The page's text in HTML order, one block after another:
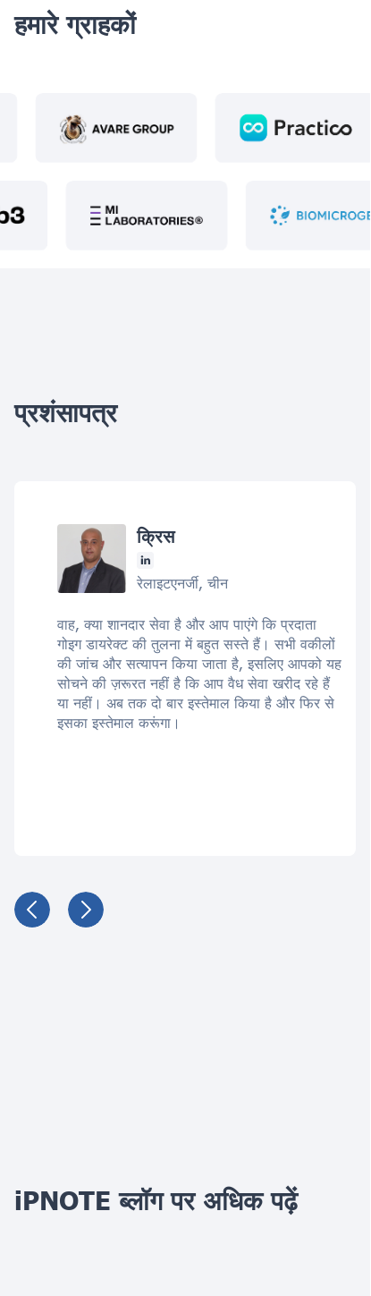
हमारे ग्राहकों
प्रशंसापत्र
क्रिस
रेलाइटएनर्जी, चीन
वाह, क्या शानदार सेवा है और आप पाएंगे कि प्रदाता
गोइग डायरेक्ट की तुलना में बहुत सस्ते हैं। सभी वकीलों
की जांच और सत्यापन किया जाता है, इसलिए आपको यह
सोचने की ज़रूरत नहीं है कि आप वैध सेवा खरीद रहे हैं
या नहीं। अब तक दो बार इस्तेमाल किया है और फिर से
इसका इस्तेमाल करूंगा।
iPNOTE ब्लॉग पर अधिक पढ़ें